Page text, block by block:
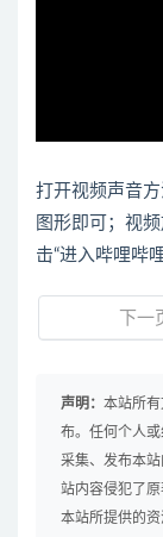
打开视频声音
图形即可；视
击“进入哔哩哔
下一
声明： 本站所
布。任何个人或
采集、发布本
站内容侵犯了原
本站所提供的